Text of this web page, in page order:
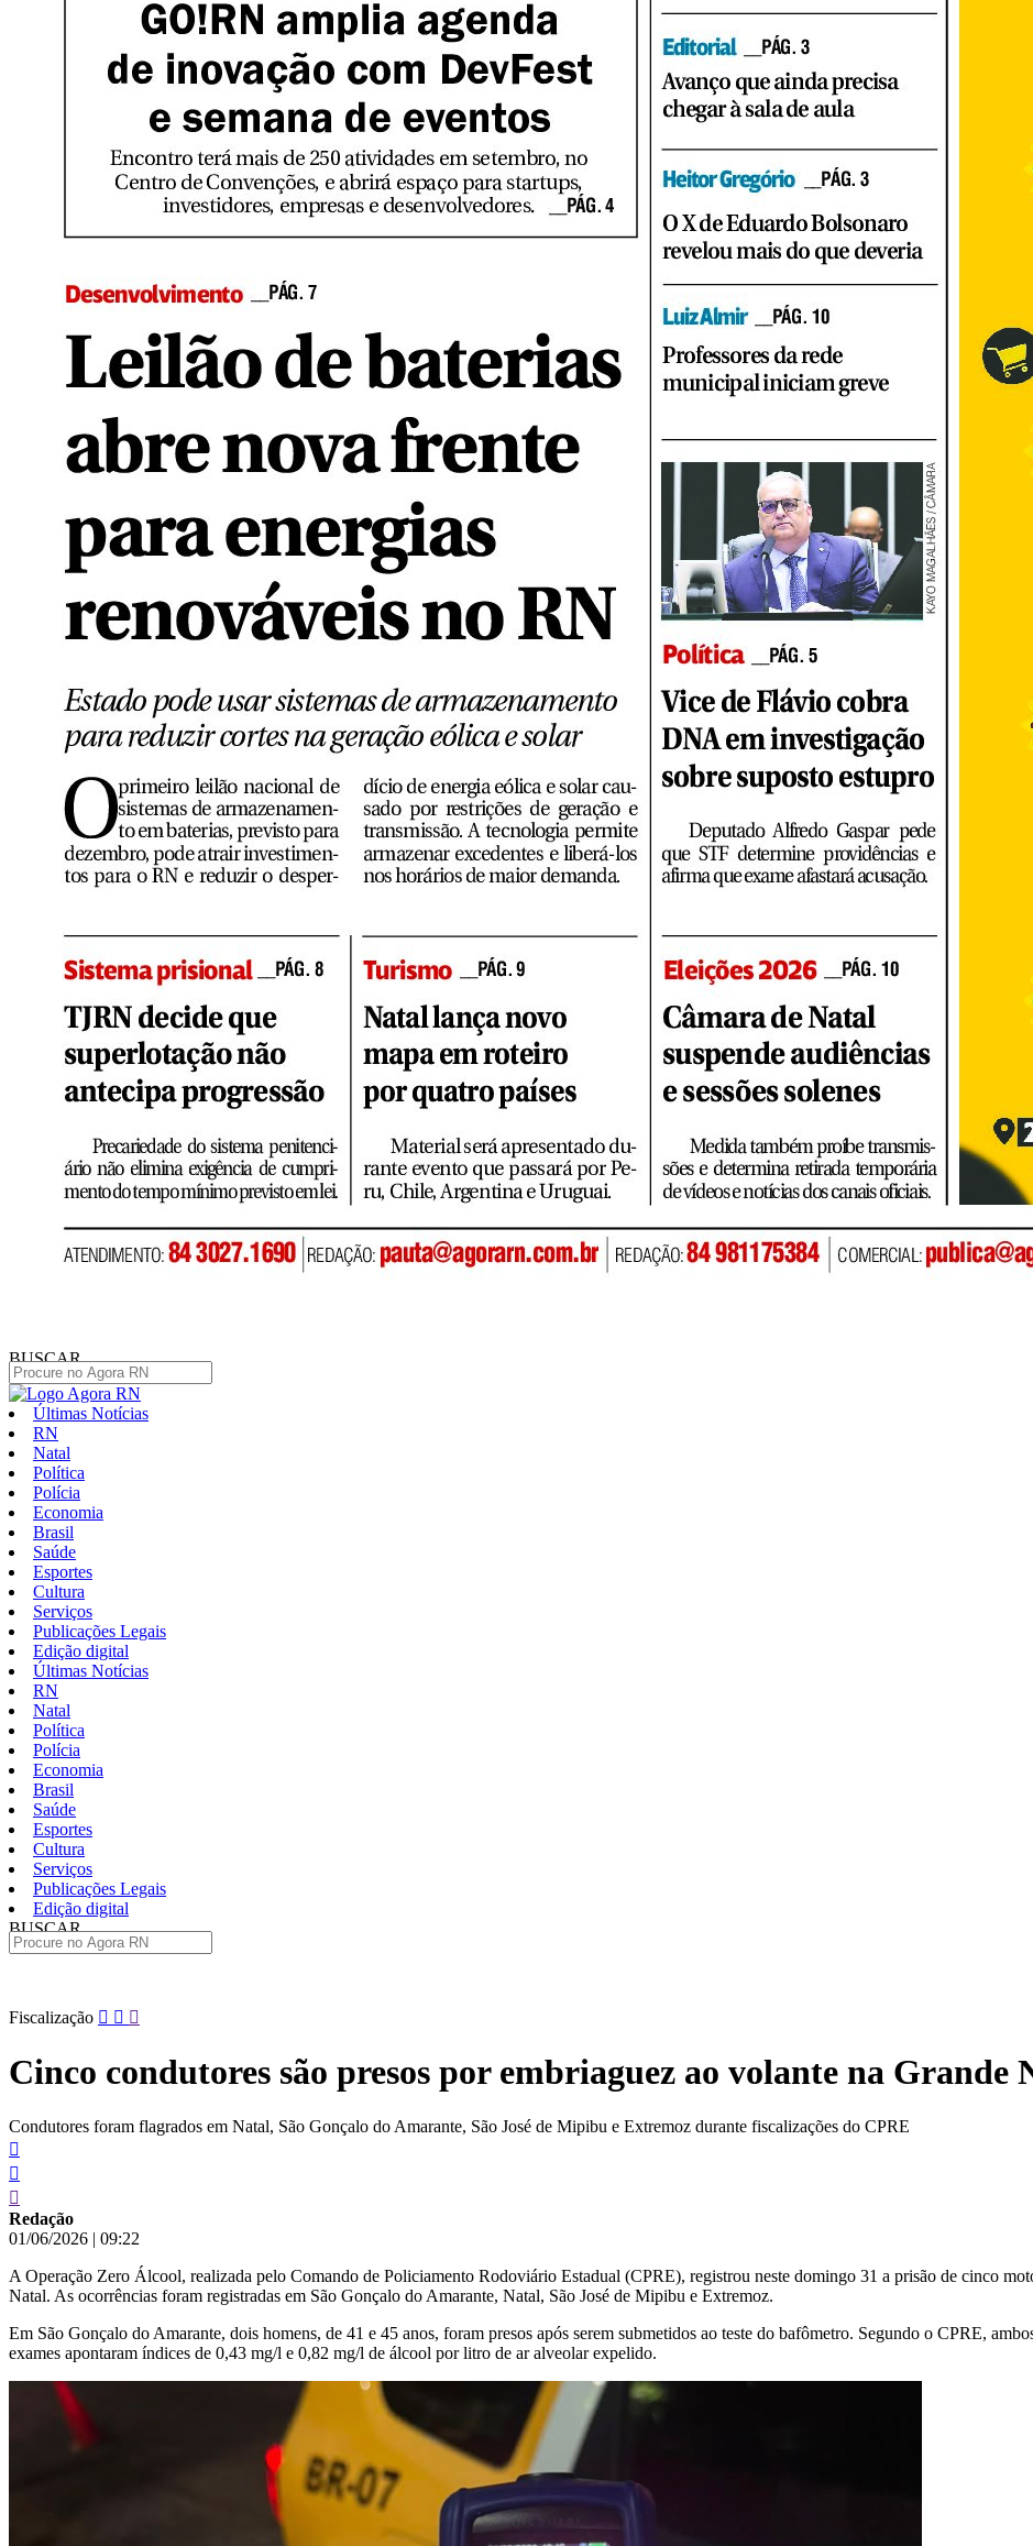
BUSCAR
Últimas Notícias
RN
Natal
Política
Polícia
Economia
Brasil
Saúde
Esportes
Cultura
Serviços
Publicações Legais
Edição digital
Últimas Notícias
RN
Natal
Política
Polícia
Economia
Brasil
Saúde
Esportes
Cultura
Serviços
Publicações Legais
Edição digital
BUSCAR
Pular
conteúdo
Fiscalização
Cinco condutores são presos por embriaguez ao volante na Grande
Condutores foram flagrados em Natal, São Gonçalo do Amarante, São José de Mipibu e Extremoz durante fiscalizações do CPRE
Redação
01/06/2026 | 09:22
A Operação Zero Álcool, realizada pelo Comando de Policiamento Rodoviário Estadual (CPRE), registrou neste domingo 31 a prisão de cinco
Natal. As ocorrências foram registradas em São Gonçalo do Amarante, Natal, São José de Mipibu e Extremoz.
Em São Gonçalo do Amarante, dois homens, de 41 e 45 anos, foram presos após serem submetidos ao teste do bafômetro. Segundo o CPRE,
exames apontaram índices de 0,43 mg/l e 0,82 mg/l de álcool por litro de ar alveolar expelido.